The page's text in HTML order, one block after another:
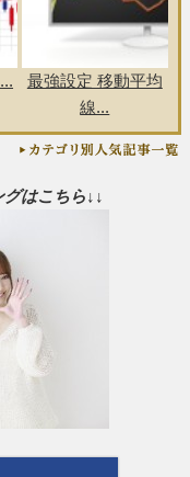
最強設定 移動平均
線...
はこちら↓↓